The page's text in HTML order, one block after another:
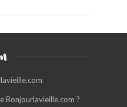
Bonjourlavieille.com ?